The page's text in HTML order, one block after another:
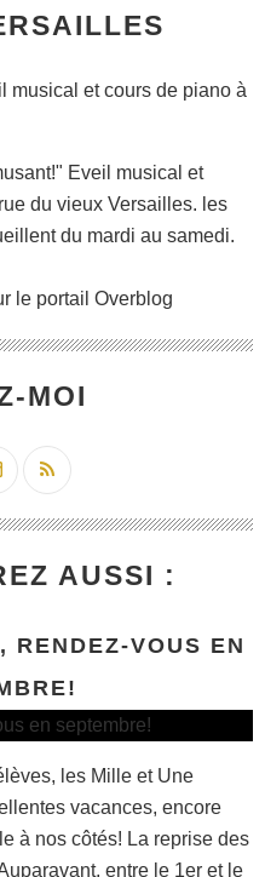
Eveil musical et
du vieux Versailles. les
du mardi au samedi.
le portail Overblog
MOI
AUSSI :
RENDEZ-VOUS EN
les Mille et Une
vacances, encore
à nos côtés! La reprise des
entre le 1er et le